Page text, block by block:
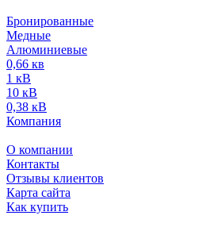
Бронированные
Медные
Алюминиевые
0,66 кв
1 кВ
10 кВ
0,38 кВ
Компания
О компании
Контакты
Отзывы клиентов
Карта сайта
Как купить